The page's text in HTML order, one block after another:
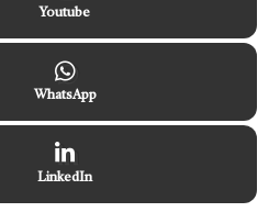
Youtube
WhatsApp
LinkedIn